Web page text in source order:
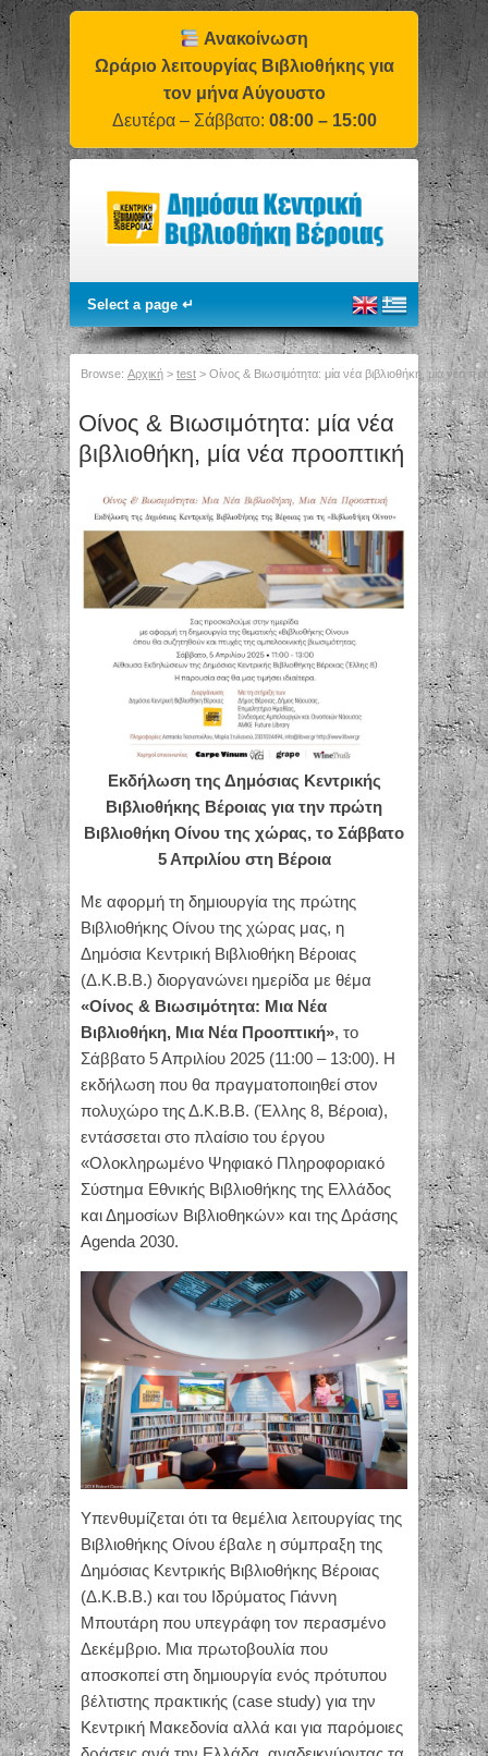
Ανακοίνωση
Ωράριο λειτουργίας Βιβλιοθήκης για
τον μήνα Αύγουστο
Δευτέρα – Σάββατο: 08:00 – 15:00
Browse: Αρχική > test > Οίνος & Βιωσιμότητα: μία νέα βιβλιοθήκη, μία νέα
Οίνος & Βιωσιμότητα: μία νέα
βιβλιοθήκη, μία νέα προοπτική
Εκδήλωση της Δημόσιας Κεντρικής
Βιβλιοθήκης Βέροιας για την πρώτη
Βιβλιοθήκη Οίνου της χώρας, το Σάββατο
5 Απριλίου στη Βέροια
Με αφορμή τη δημιουργία της πρώτης
Βιβλιοθήκης Οίνου της χώρας μας, η
Δημόσια Κεντρική Βιβλιοθήκη Βέροιας
(Δ.Κ.Β.Β.) διοργανώνει ημερίδα με θέμα
«Οίνος & Βιωσιμότητα: Μια Νέα
Βιβλιοθήκη, Μια Νέα Προοπτική», το
Σάββατο 5 Απριλίου 2025 (11:00 – 13:00). Η
εκδήλωση που θα πραγματοποιηθεί στον
πολυχώρο της Δ.Κ.Β.Β. (Έλλης 8, Βέροια),
εντάσσεται στο πλαίσιο του έργου
«Ολοκληρωμένο Ψηφιακό Πληροφοριακό
Σύστημα Εθνικής Βιβλιοθήκης της Ελλάδος
και Δημοσίων Βιβλιοθηκών» και της Δράσης
Agenda 2030.
Υπενθυμίζεται ότι τα θεμέλια λειτουργίας της
Βιβλιοθήκης Οίνου έβαλε η σύμπραξη της
Δημόσιας Κεντρικής Βιβλιοθήκης Βέροιας
(Δ.Κ.Β.Β.) και του Ιδρύματος Γιάννη
Μπουτάρη που υπεγράφη τον περασμένο
Δεκέμβριο. Μια πρωτοβουλία που
αποσκοπεί στη δημιουργία ενός πρότυπου
βέλτιστης πρακτικής (case study) για την
Κεντρική Μακεδονία αλλά και για παρόμοιες